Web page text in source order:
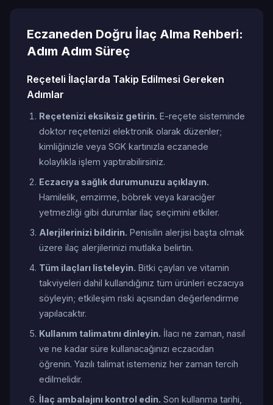
Eczaneden Doğru İlaç Alma Rehberi:
Adım Adım Süreç
Reçeteli İlaçlarda Takip Edilmesi Gereken
Adımlar
Reçetenizi eksiksiz getirin. E-reçete sisteminde
doktor reçetenizi elektronik olarak düzenler;
kimliğinizle veya SGK kartınızla eczanede
kolaylıkla işlem yaptırabilirsiniz.
Eczacıya sağlık durumunuzu açıklayın.
Hamilelik, emzirme, böbrek veya karaciğer
yetmezliği gibi durumlar ilaç seçimini etkiler.
Alerjilerinizi bildirin. Penisilin alerjisi başta olmak
üzere ilaç alerjilerinizi mutlaka belirtin.
Tüm ilaçları listeleyin. Bitki çayları ve vitamin
takviyeleri dahil kullandığınız tüm ürünleri eczacıya
söyleyin; etkileşim riski açısından değerlendirme
yapılacaktır.
Kullanım talimatını dinleyin. İlacı ne zaman, nasıl
ve ne kadar süre kullanacağınızı eczacıdan
öğrenin. Yazılı talimat istemeniz her zaman tercih
edilmelidir.
İlaç ambalajını kontrol edin. Son kullanma tarihi,